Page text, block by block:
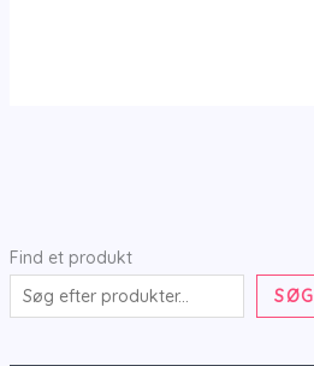
Find et produkt
SØG